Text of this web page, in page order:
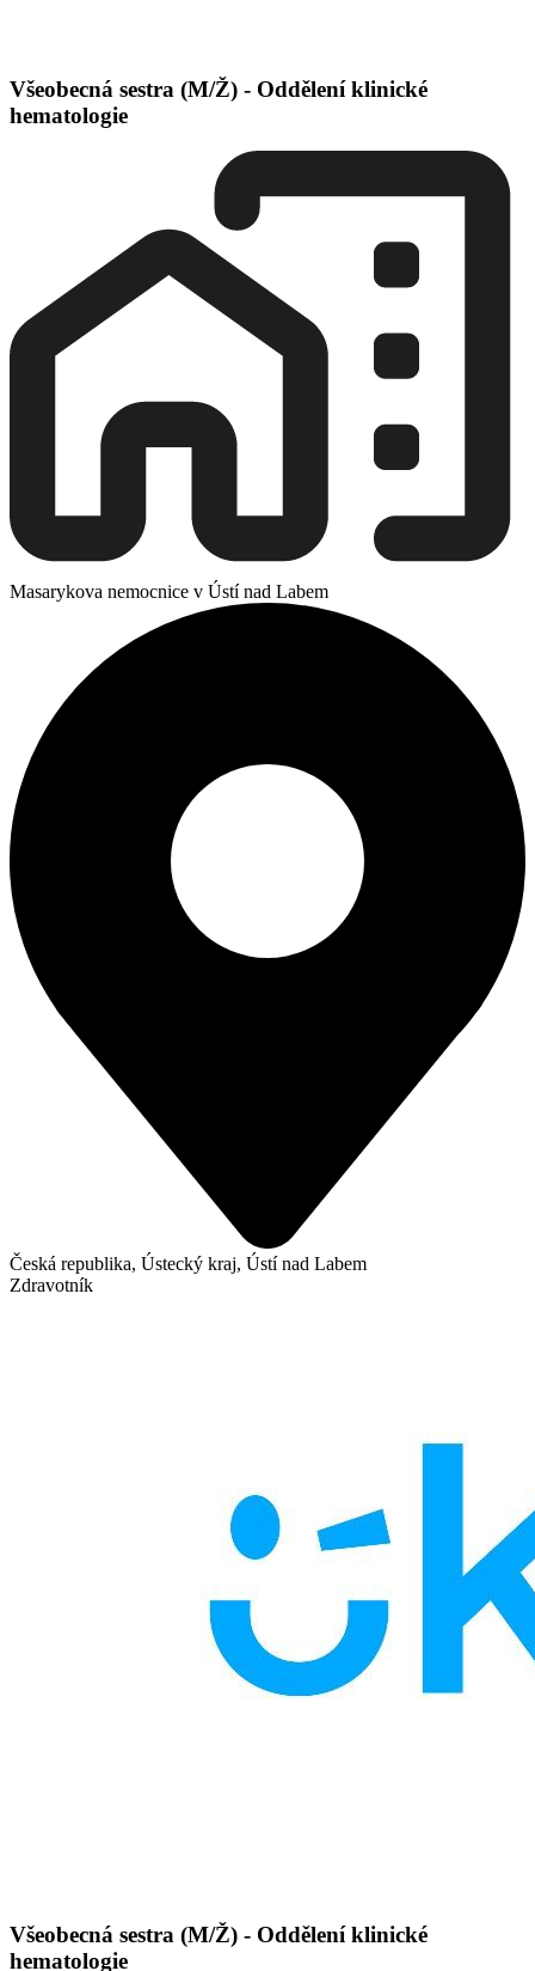
Všeobecná sestra (M/Ž) - Oddělení klinické
hematologie
Masarykova nemocnice v Ústí nad Labem
Česká republika, Ústecký kraj, Ústí nad Labem
Zdravotník
Všeobecná sestra (M/Ž) - Oddělení klinické
hematologie